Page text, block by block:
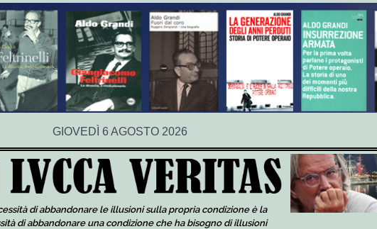
GIOVEDÌ 6 AGOSTO 2026
di abbandonare le illusioni sulla propria condizione è la
di abbandonare una condizione che ha bisogno di illusioni